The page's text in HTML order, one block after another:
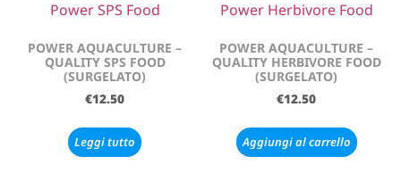
POWER AQUACULTURE –
QUALITY SPS FOOD
(SURGELATO)
€12.50
Leggi tutto
POWER AQUACULTURE –
QUALITY HERBIVORE FOOD
(SURGELATO)
€12.50
Aggiungi al carrello